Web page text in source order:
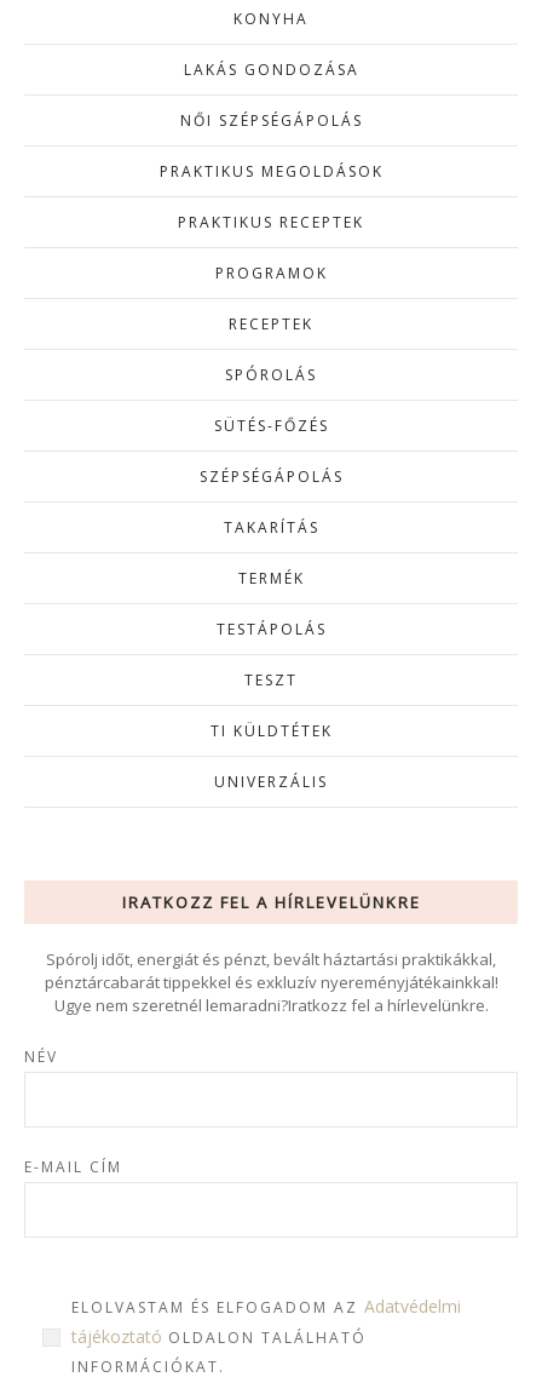
KONYHA
LAKÁS GONDOZÁSA
NŐI SZÉPSÉGÁPOLÁS
PRAKTIKUS MEGOLDÁSOK
PRAKTIKUS RECEPTEK
PROGRAMOK
RECEPTEK
SPÓROLÁS
SÜTÉS-FŐZÉS
SZÉPSÉGÁPOLÁS
TAKARÍTÁS
TERMÉK
TESTÁPOLÁS
TESZT
TI KÜLDTÉTEK
UNIVERZÁLIS
IRATKOZZ FEL A HÍRLEVELÜNKRE
Spórolj időt, energiát és pénzt, bevált háztartási praktikákkal,
pénztárcabarát tippekkel és exkluzív nyereményjátékainkkal!
Ugye nem szeretnél lemaradni?Iratkozz fel a hírlevelünkre.
NÉV
E-MAIL CÍM
ELOLVASTAM ÉS ELFOGADOM AZ Adatvédelmi
tájékoztató OLDALON TALÁLHATÓ
INFORMÁCIÓKAT.